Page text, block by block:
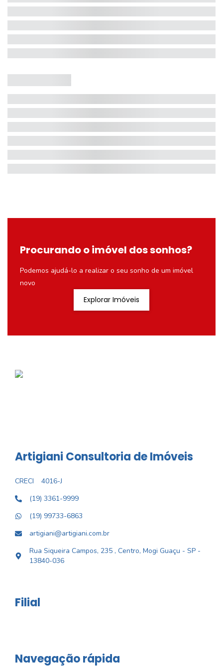
Procurando o imóvel dos sonhos?
Podemos ajudá-lo a realizar o seu sonho de um imóvel
novo
Explorar Imóveis
Artigiani Consultoria de Imóveis
CRECI
4016-J
(19) 3361-9999
(19) 99733-6863
artigiani@artigiani.com.br
Rua Siqueira Campos, 235 , Centro, Mogi Guaçu - SP -
13840-036
Filial
Navegação rápida